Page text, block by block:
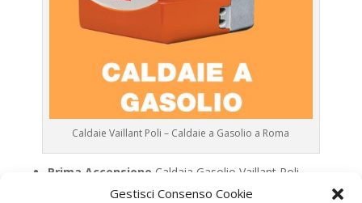
Gestisci Consenso Cookie
Caldaie Vaillant Poli – Caldaie a Gasolio a Roma
Prima Accensione Caldaia Gasolio Vaillant Poli
AssistenzaCaldaia Gasolio Vaillant Poli